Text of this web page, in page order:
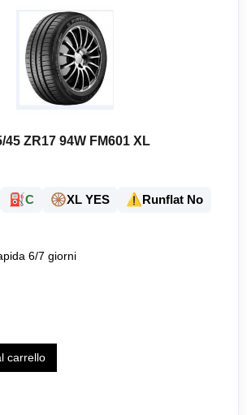
45 ZR17 94W FM601 XL
⛽C 🛞XL YES ⚠️Runflat No
6/7 giorni
carrello